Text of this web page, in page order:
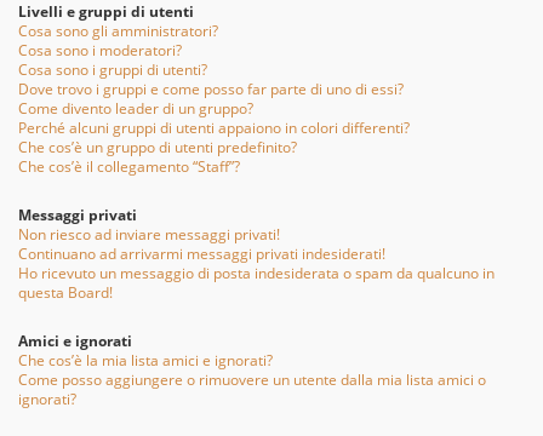
Livelli e gruppi di utenti
Cosa sono gli amministratori?
Cosa sono i moderatori?
Cosa sono i gruppi di utenti?
Dove trovo i gruppi e come posso far parte di uno di essi?
Come divento leader di un gruppo?
Perché alcuni gruppi di utenti appaiono in colori differenti?
Che cos’è un gruppo di utenti predefinito?
Che cos’è il collegamento “Staff”?
Messaggi privati
Non riesco ad inviare messaggi privati!
Continuano ad arrivarmi messaggi privati indesiderati!
Ho ricevuto un messaggio di posta indesiderata o spam da qualcuno in
questa Board!
Amici e ignorati
Che cos’è la mia lista amici e ignorati?
Come posso aggiungere o rimuovere un utente dalla mia lista amici o
ignorati?